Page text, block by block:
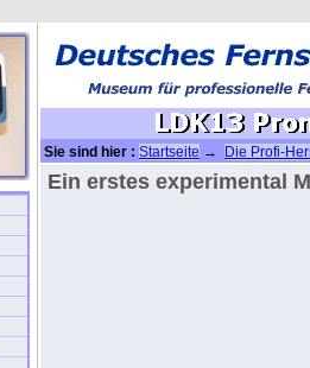
Sie sind hier : Startseite →
Die Profi-
LDK3 (1967) → LDK13 Promotion Bild
Ein erstes experimental